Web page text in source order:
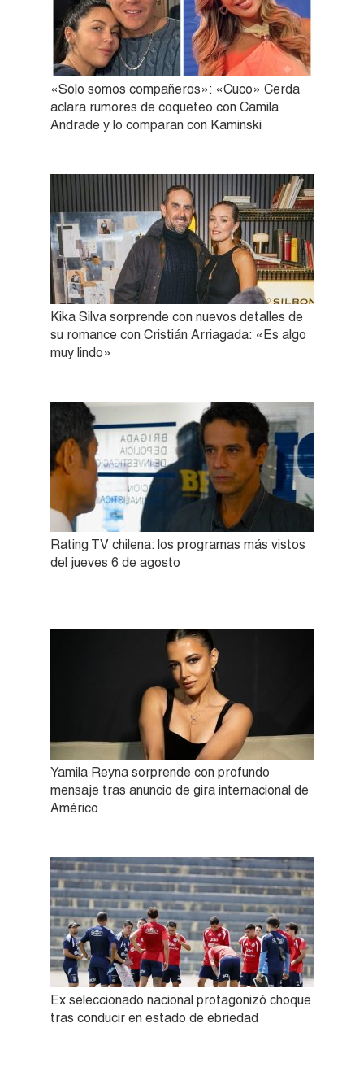
«Solo somos compañeros»: «Cuco» Cerda
aclara rumores de coqueteo con Camila
Andrade y lo comparan con Kaminski
Kika Silva sorprende con nuevos detalles de
su romance con Cristián Arriagada: «Es algo
muy lindo»
Rating TV chilena: los programas más vistos
del jueves 6 de agosto
Yamila Reyna sorprende con profundo
mensaje tras anuncio de gira internacional de
Américo
Ex seleccionado nacional protagonizó choque
tras conducir en estado de ebriedad